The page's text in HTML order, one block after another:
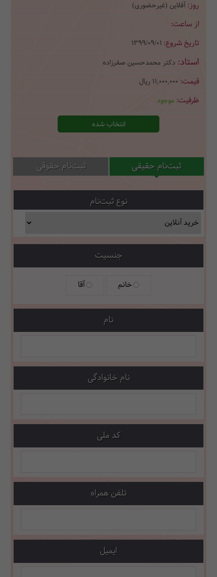
آفلاین (غیرحضوری)
1399/09/01
دکتر محمدحسین صفرزاده
11,000,000 ریال
موجود
انتخاب شده
ثبت‌نام حقیقی ثبت‌نام حقوقی
نوع ثبت‌نام
جنسیت
خانم آقا
نام
نام خانوادگی
کد ملی
تلفن همراه
ایمیل